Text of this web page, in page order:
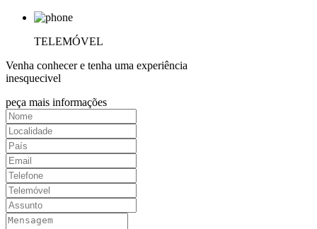
TELEMÓVEL
Venha conhecer e tenha uma experiência
inesquecivel
peça mais informações